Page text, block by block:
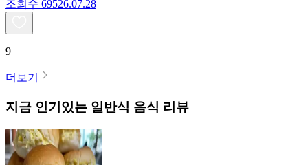
조회수 69526.07.28
9
더보기
지금 인기있는 일반식 음식 리뷰